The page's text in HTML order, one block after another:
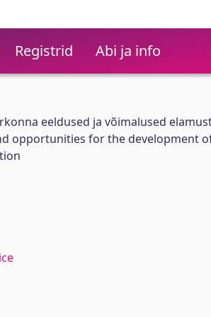
Registrid Abi ja info
eeldused ja võimalused
opportunities for the development